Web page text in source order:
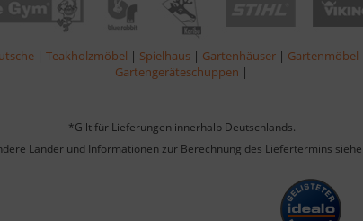
| Teakholzmöbel | Spielhaus | Gartenhäuser | Gartenmöbel
Gartengeräteschuppen |
*Gilt für Lieferungen innerhalb Deutschlands.
Länder und Informationen zur Berechnung des Liefertermins siehe